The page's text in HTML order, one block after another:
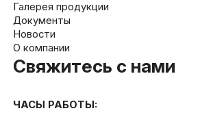
Галерея продукции
Документы
Новости
О компании
Свяжитесь с нами
ЧАСЫ РАБОТЫ: